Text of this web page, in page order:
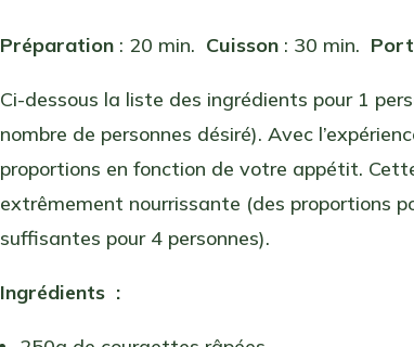
Préparation : 20 min. Cuisson : 30 min.
Ci-dessous la liste des ingrédients pour 1
nombre de personnes désiré). Avec
proportions en fonction de votre appétit.
extrêmement nourrissante (des proportions
suffisantes pour 4 personnes).
Ingrédients :